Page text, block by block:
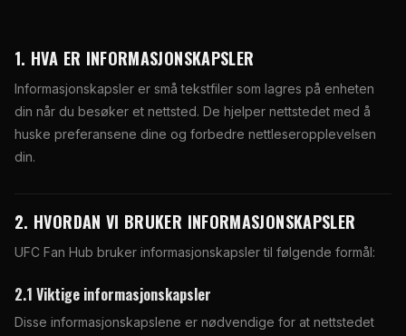
1. HVA ER INFORMASJONSKAPSLER
Informasjonskapsler er små tekstfiler som lagres på enheten
din når du besøker et nettsted. De hjelper nettstedet med å
huske preferansene dine og forbedre nettleseropplevelsen
din.
2. HVORDAN VI BRUKER INFORMASJONSKAPSLER
UFC Fan Hub bruker informasjonskapsler til følgende formål:
2.1 Viktige informasjonskapsler
Disse informasjonskapslene er nødvendige for at nettstedet